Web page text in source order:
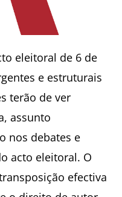
eleitoral de 6 de
e estruturais
terão de ver
assunto
nos debates e
acto eleitoral. O
efectiva